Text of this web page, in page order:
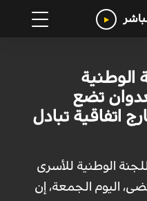
الوطنية
تضع
اتفاقية تبادل
الوطنية للأسرى
اليوم الجمعة، إن